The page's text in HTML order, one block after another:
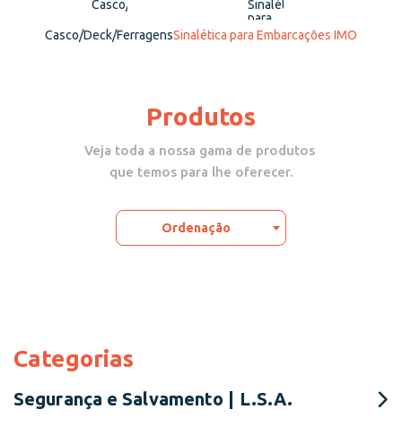
Casco/Deck/FerragensSinalética para Embarcações IMO
Produtos
Veja toda a nossa gama de produtos
que temos para lhe oferecer.
Ordenação
Categorias
Segurança e Salvamento | L.S.A.